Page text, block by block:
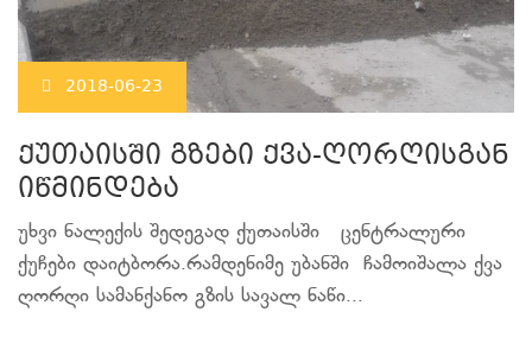
2018-06-23
ქუთაისში გზები ქვა-ღორღისგან
იწმინდება
უხვი ნალექის შედეგად ქუთაისში ცენტრალური
ქუჩები დაიტბორა.რამდენიმე უბანში ჩამოიშალა ქვა
ღორღი სამანქანო გზის სავალ ნაწი...